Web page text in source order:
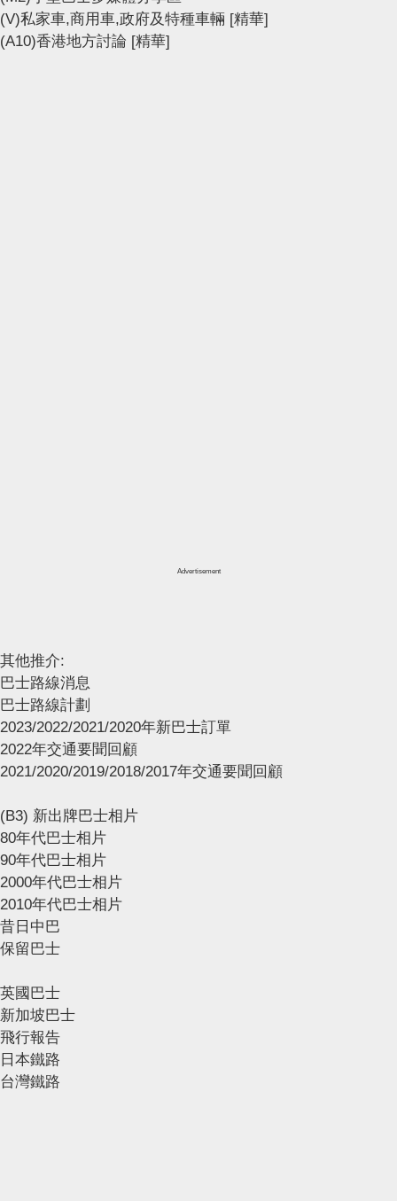
(V)私家車,商用車,政府及特種車輛 [精華]
(A10)香港地方討論 [精華]
Advertisement
其他推介:
巴士路線消息
巴士路線計劃
2023/2022/2021/2020年新巴士訂單
2022年交通要聞回顧
2021/2020/2019/2018/2017年交通要聞回顧
(B3) 新出牌巴士相片
80年代巴士相片
90年代巴士相片
2000年代巴士相片
2010年代巴士相片
昔日中巴
保留巴士
英國巴士
新加坡巴士
飛行報告
日本鐵路
台灣鐵路